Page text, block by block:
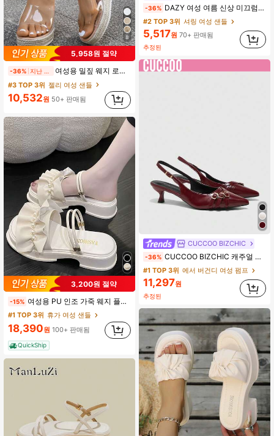
8
5,958원 절약
-36% 여성용 밀짚 웨지 로프 오픈 토 슬리퍼, 여름 야외 착용을 위한 두꺼운 밑창의 높은 플랫폼 샌들
#3 TOP 3위 젤리 여성 샌들
10,532원 50+ 판매됨
3,200원 절약
-15% 여성용 PU 인조 가죽 웨지 플랫폼 샌들, 인조 진주와 러플 가장자리로 장식된, 플랫 슬라이드 샌들, 여성용 화이트 웨지 플랫폼 샌들, 발렌타인데이 봄/여름 의상, 미적
#1 TOP 3위 휴가 여성 샌들
18,390원 100+ 판매됨
QuickShip
-36% DAZY 여성 여름 신상 미끄럼 방지 두꺼운 밑창 비치 샌들, 웨지 하이힐 끈 플립플롭, 야외 해변 결혼식에 이상적, 여행 필수품
#2 TOP 3위 셔링 여성 샌들
5,517원 70+ 판매됨
추정된
CUCCOO BIZCHIC
-36% CUCCOO BIZCHIC 캐주얼 미니멀리스트 솔리드 컬러 뾰족코 여성 펌프스
#1 TOP 3위 에서 버건디 여성 펌프
11,297원
추정된